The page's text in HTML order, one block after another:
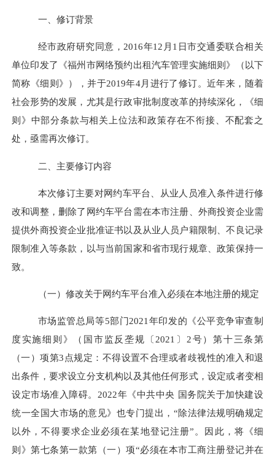
一、修订背景
经市政府研究同意，2016年12月1日市交通委联合相关
单位印发了《福州市网络预约出租汽车管理实施细则》（以下
简称《细则》），并于2019年4月进行了修订。近年来，随着
社会形势的发展，尤其是行政审批制度改革的持续深化，《细
则》中部分条款与相关上位法和政策存在不衔接、不配套之
处，亟需再次修订。
二、主要修订内容
本次修订主要对网约车平台、从业人员准入条件进行修
改和调整，删除了网约车平台需在本市注册、外商投资企业需
提供外商投资企业批准证书以及从业人员户籍限制、不良记录
限制准入等条款，以与当前国家和省市现行规章、政策保持一
致。
（一） 修改关于网约车平台准入必须在本地注册的规定
市场监管总局等5部门2021年印发的 《公平竞争审查制
度实施细则 》 （国市监反垄规〔2021 〕 2号）第十三条第
（一）项第3点规定 ：不得设置不合理或者歧视性的准入和退
出条件，要求设立分支机构以及其他任何形式，设定或者变相
设定市场准入障碍。2022年《中共中央 国务院关于加快建设
统一全国大市场的意见》也专门提出，“除法律法规明确规定
以外，不得要求企业必须在某地登记注册”。因此，将《细
则》第七条第一款第（一）项“必须在本市工商注册登记并在